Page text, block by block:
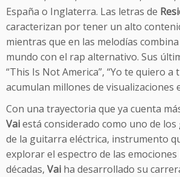
España o Inglaterra. Las letras de
caracterizan por tener un alto
mientras que en las melodías
mundo con el rap alternativo. Sus
“This Is Not America”, “Yo te quiero a
acumulan millones de visualizaciones
Con una trayectoria que ya cuenta
Vaiestá considerado como uno de
de la guitarra eléctrica, instrumento
explorar el espectro de las
décadas, Vai ha desarrollado su